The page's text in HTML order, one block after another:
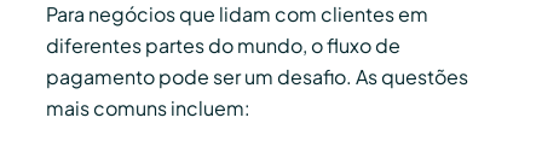
Para negócios que lidam com clientes em
diferentes partes do mundo, o fluxo de
pagamento pode ser um desafio. As questões
mais comuns incluem: